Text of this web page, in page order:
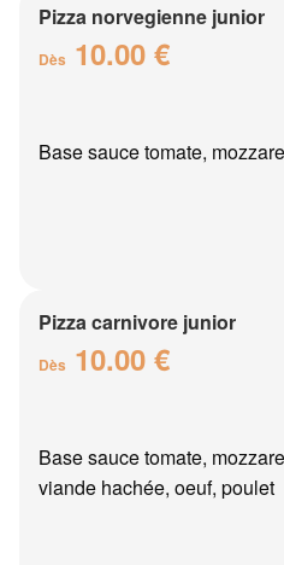
Pizza norvegienne junior
Dès 10.00 €
Base sauce tomate,
Pizza carnivore junior
Dès 10.00 €
Base sauce tomate,
viande hachée, oeuf, poulet